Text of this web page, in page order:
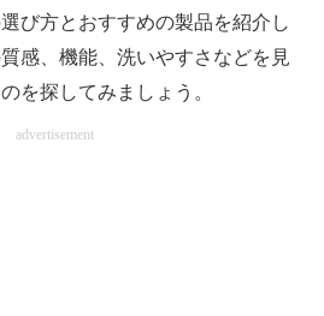
例
び方とおすすめの製品を紹介し
感、機能、洗いやすさなどを見
を探してみましょう。
advertisement